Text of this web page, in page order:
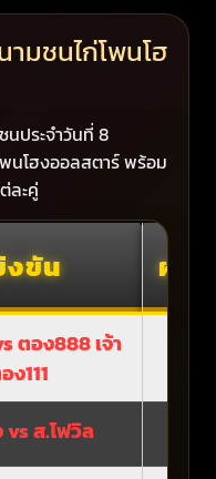
มชนไก่โพนโฮ
นประจำวันที่ 8
นโฮงออลสตาร์ พร้อม
ละคู่
ขัน ผล
ตอง888 เจ้า
ง111
ส.โฟวิล